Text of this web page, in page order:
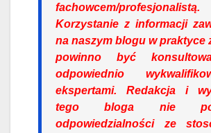
fachowcem/profesjonalistą.
Korzystanie z informacji
na naszym blogu w praktyce
powinno być
odpowiednio
ekspertami. Redakcja i
tego bloga nie
odpowiedzialności ze